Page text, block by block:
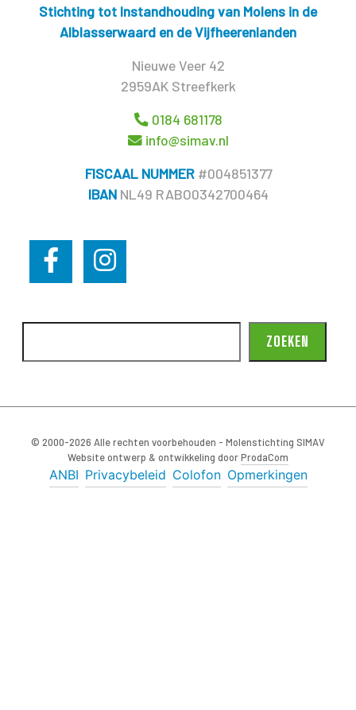
Stichting tot Instandhouding van Molens in de
Alblasserwaard en de Vijfheerenlanden
Nieuwe Veer 42
2959AK Streefkerk
0184 681178
info@simav.nl
FISCAAL NUMMER#004851377
IBAN NL49 RABO0342700464
ZOEKEN
© 2000-2026 Alle rechten voorbehouden - Molenstichting SIMAV
Website ontwerp & ontwikkeling doorProdaCom
ANBI Privacybeleid Colofon Opmerkingen